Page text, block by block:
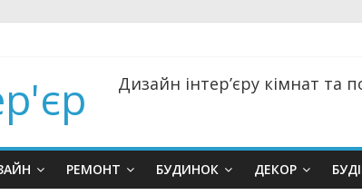
Дизайн інтер’єру кімнат та
РЕМОНТ БУДИНОК ДЕКОР